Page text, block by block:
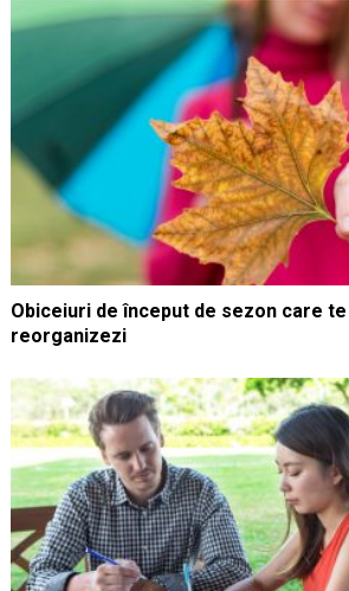
Obiceiuri de început de sezon care
reorganizezi